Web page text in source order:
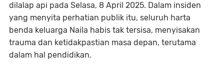
dilalap api pada Selasa, 8 April 2025. Dalam insiden
yang menyita perhatian publik itu, seluruh harta
benda keluarga Naila habis tak tersisa, menyisakan
trauma dan ketidakpastian masa depan, terutama
dalam hal pendidikan.